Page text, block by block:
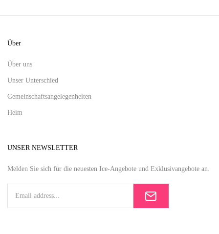
Über
Über uns
Unser Unterschied
Gemeinschaftsangelegenheiten
Heim
UNSER NEWSLETTER
Melden Sie sich für die neuesten Ice-Angebote und Exklusivangebote an.